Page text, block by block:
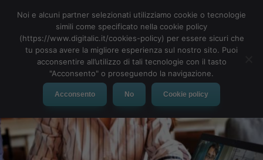
MENU
Noi e alcuni partner selezionati utilizziamo cookie o tecnologie
simili come specificato nella cookie policy
(https://www.digitalic.it/cookies-policy) per essere sicuri che
tu possa avere la migliore esperienza sul nostro sito. Puoi
acconsentire all’utilizzo di tali tecnologie con il tasto
"Acconsento" o proseguendo la navigazione.
Acconsento No Cookie policy